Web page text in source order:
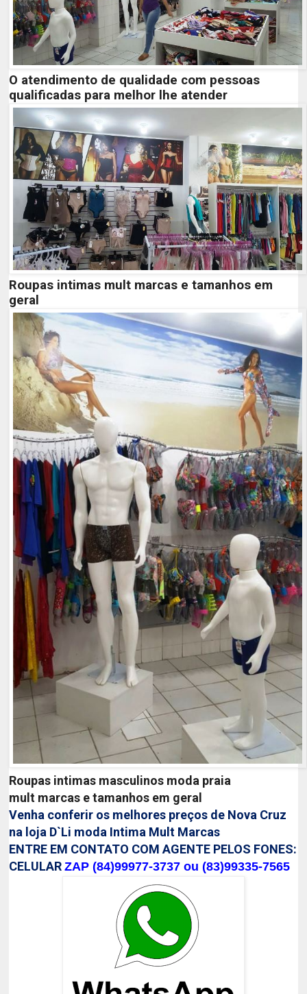
O atendimento de qualidade com pessoas
qualificadas para melhor lhe atender
Roupas intimas mult marcas e tamanhos em
geral
Roupas intimas masculinos moda praia
mult marcas e tamanhos em geral
Venha conferir os melhores preços de Nova Cruz
na loja D`Li moda Intima Mult Marcas
ENTRE EM CONTATO COM AGENTE PELOS FONES:
CELULARZAP (84)99977-3737 ou (83)99335-7565